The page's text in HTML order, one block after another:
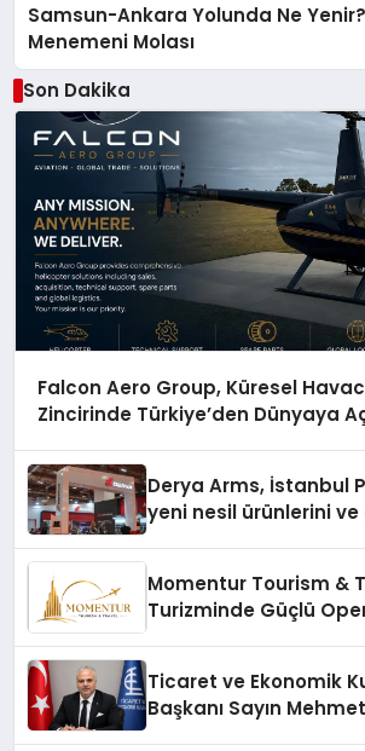
Samsun-Ankara Yolunda Ne
Menemeni Molası
Son Dakika
Falcon Aero Group, Küresel
Zincirinde Türkiye’den Dünyaya
Derya Arms, İstanbul
yeni nesil ürünlerini
Momentur Tourism &
Turizminde Güçlü
Ticaret ve Ekonomik
Başkanı Sayın